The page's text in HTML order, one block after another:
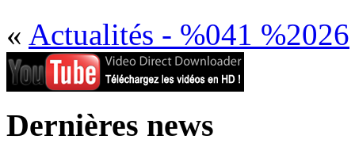
« Actualités - %041 %2026
Dernières news